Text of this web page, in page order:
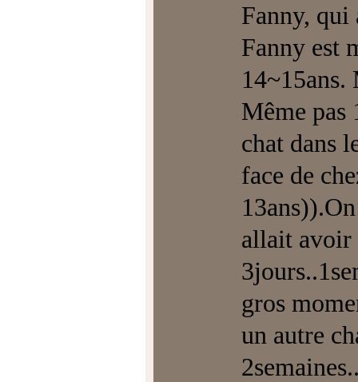
Fanny, qui
Fanny est
14~15ans.
Même pas
chat dans
face de
allait avoir
gros
un autre